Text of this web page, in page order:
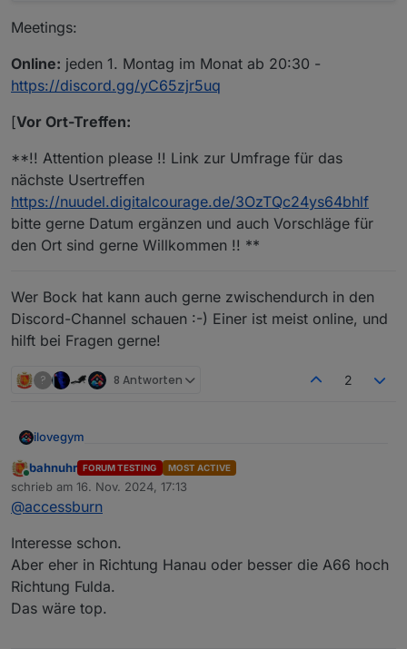
Meetings:
Online: jeden 1. Montag im Monat ab 20:30 -
https://discord.gg/yC65zjr5uq
[Vor Ort-Treffen:
**!! Attention please !! Link zur Umfrage für das
nächste Usertreffen
https://nuudel.digitalcourage.de/3OzTQc24ys64bhlf
bitte gerne Datum ergänzen und auch Vorschläge für
den Ort sind gerne Willkommen !! **
Wer Bock hat kann auch gerne zwischendurch in den
Discord-Channel schauen :-) Einer ist meist online, und
hilft bei Fragen gerne!
? 8 Antworten 2
ilovegym
Willkommen beim Stammtisch im Raum Rhein-Main-
Hessen
Online
bahnuhr FORUM TESTING MOST ACTIVE
schrieb am 16. Nov. 2024, 17:13
zuletzt editiert von
@accessburn
Interesse schon.
Aber eher in Richtung Hanau oder besser die A66 hoch
Richtung Fulda.
Das wäre top.